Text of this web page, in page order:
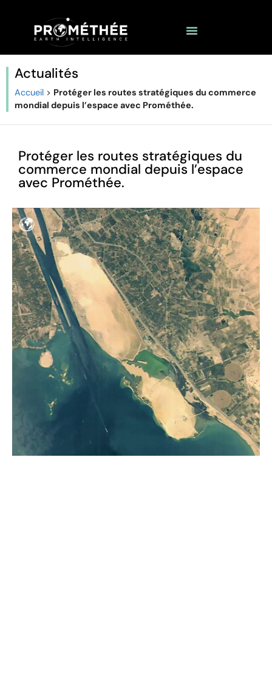
Actualités
Accueil > Protéger les routes stratégiques du commerce
mondial depuis l’espace avec Prométhée.
Protéger les routes stratégiques du
commerce mondial depuis l’espace
avec Prométhée.